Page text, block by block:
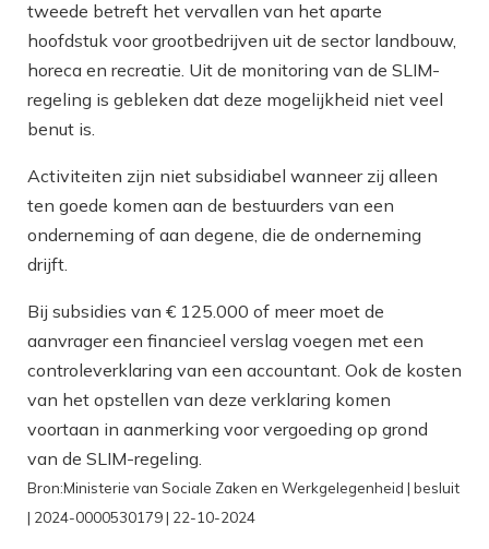
tweede betreft het vervallen van het aparte
hoofdstuk voor grootbedrijven uit de sector landbouw,
horeca en recreatie. Uit de monitoring van de SLIM-
regeling is gebleken dat deze mogelijkheid niet veel
benut is.
Activiteiten zijn niet subsidiabel wanneer zij alleen
ten goede komen aan de bestuurders van een
onderneming of aan degene, die de onderneming
drijft.
Bij subsidies van € 125.000 of meer moet de
aanvrager een financieel verslag voegen met een
controleverklaring van een accountant. Ook de kosten
van het opstellen van deze verklaring komen
voortaan in aanmerking voor vergoeding op grond
van de SLIM-regeling.
Bron:Ministerie van Sociale Zaken en Werkgelegenheid | besluit
| 2024-0000530179 | 22-10-2024